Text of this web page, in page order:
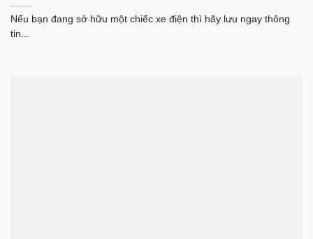
Nếu bạn đang sở hữu một chiếc xe điện thì hãy lưu ngay thông
tin...